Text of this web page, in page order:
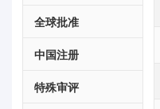
全球批准
中国注册
特殊审评